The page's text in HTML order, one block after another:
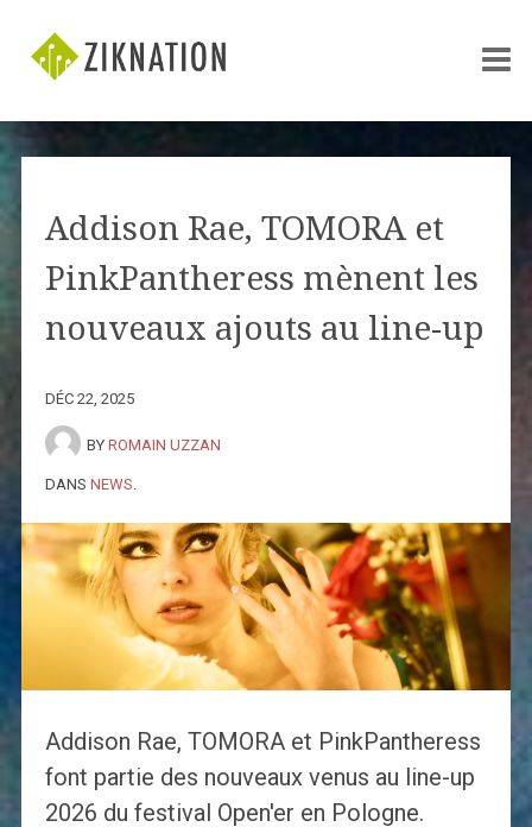
Addison Rae, TOMORA et
PinkPantheress mènent les
nouveaux ajouts au line-up
DÉC 22, 2025
BY ROMAIN UZZAN
DANS NEWS
Addison Rae, TOMORA et PinkPantheress
font partie des nouveaux venus au line-up
2026 du festival Open'er en Pologne.